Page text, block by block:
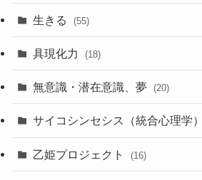
生きる (55)
具現化力 (18)
無意識・潜在意識、夢 (20)
サイコシンセシス（統合心理学）
乙姫プロジェクト (16)